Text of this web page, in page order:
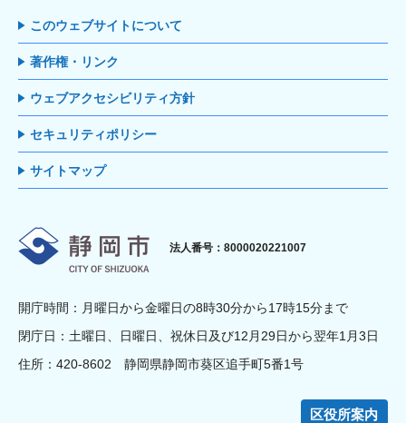
このウェブサイトについて
著作権・リンク
ウェブアクセシビリティ方針
セキュリティポリシー
サイトマップ
静岡市
法人番号：8000020221007
開庁時間：月曜日から金曜日の8時30分から17時15分まで
閉庁日：土曜日、日曜日、祝休日及び12月29日から翌年1月3日
住所：420-8602 静岡県静岡市葵区追手町5番1号
区役所案内